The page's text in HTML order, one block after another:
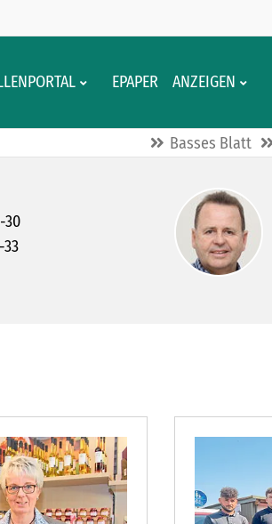
EPAPER ANZEIGEN
Basses Blatt
30
33